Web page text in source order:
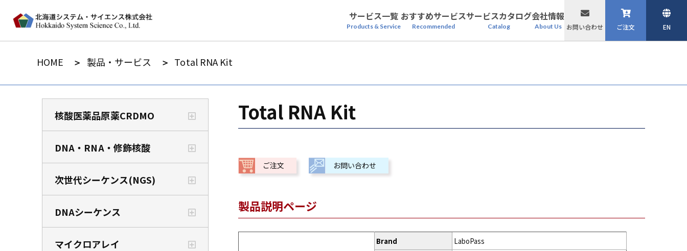
サービス一覧
Products & Service
おすすめサービス
Recommended
サービスカタログ
Catalog
会社情報
About Us お問い合わせ ご注文 EN
HOME 製品・サービス Total RNA Kit
核酸医薬品原薬CRDMO
DNA・RNA・修飾核酸
次世代シーケンス(NGS)
DNAシーケンス
マイクロアレイ
Total RNA Kit
ご注文 お問い合わせ
製品説明ページ
Brand
LaboPass